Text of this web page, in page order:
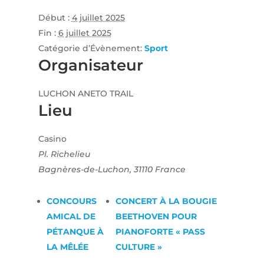
Début : 4 juillet 2025
Fin : 6 juillet 2025
Catégorie d’Évènement: Sport
Lieu
Casino
Pl. Richelieu
Bagnères-de-Luchon, 31110 France
Organisateur
LUCHON ANETO TRAIL
CONCOURS
AMICAL DE
PÉTANQUE À
LA MÊLÉE
CONCERT À LA BOUGIE
BEETHOVEN POUR
PIANOFORTE « PASS
CULTURE »